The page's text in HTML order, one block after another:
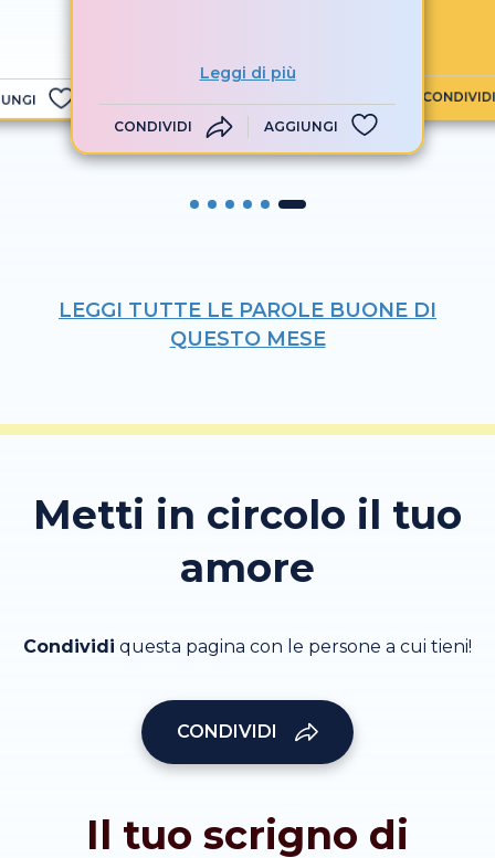
Leggi di più
CONDIVIDI AGGIUNGI
CONDIVIDI
LEGGI TUTTE LE PAROLE BUONE DI
QUESTO MESE
Metti in circolo il tuo
amore
Condividi questa pagina con le persone a cui tieni!
CONDIVIDI
Il tuo scrigno di